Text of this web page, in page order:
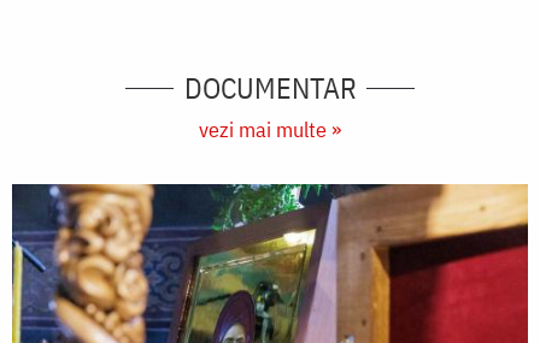
DOCUMENTAR
vezi mai multe »